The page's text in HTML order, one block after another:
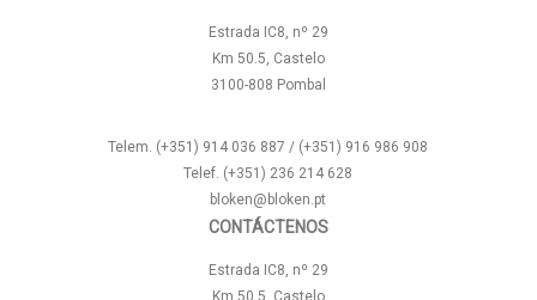
Estrada IC8, nº 29
Km 50.5, Castelo
3100-808 Pombal
Telem. (+351) 914 036 887 / (+351) 916 986 908
Telef. (+351) 236 214 628
bloken@bloken.pt
CONTÁCTENOS
Estrada IC8, nº 29
Km 50.5, Castelo